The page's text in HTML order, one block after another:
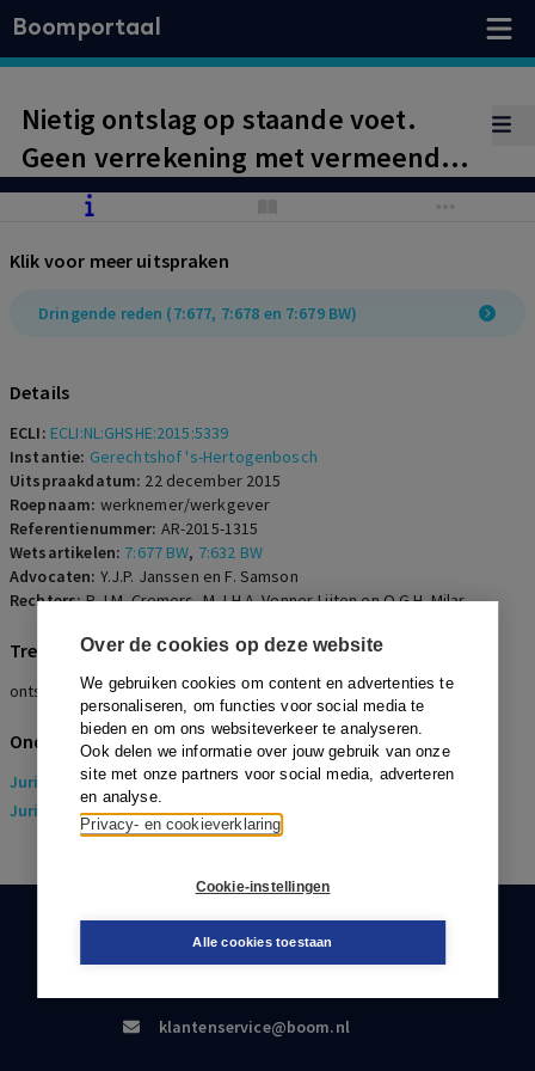
Over de cookies op deze website
We gebruiken cookies om content en advertenties te
personaliseren, om functies voor social media te
bieden en om ons websiteverkeer te analyseren.
Ook delen we informatie over jouw gebruik van onze
site met onze partners voor social media, adverteren
en analyse.
Privacy- en cookieverklaring
Cookie-instellingen
Alle cookies toestaan
Boomportaal
Nietig ontslag op staande voet.
Geen verrekening met vermeende
schadevergoeding in kort geding.
Klik voor meer uitspraken
Dringende reden (7:677, 7:678 en 7:679 BW)
Details
ECLI: ECLI:NL:GHSHE:2015:5339
Instantie: Gerechtshof 's-Hertogenbosch
Uitspraakdatum: 22 december 2015
Roepnaam: werknemer/werkgever
Referentienummer: AR-2015-1315
Wetsartikelen: 7:677 BW, 7:632 BW
Advocaten: Y.J.P. Janssen en F. Samson
Rechters:R.J.M. Cremers, M.J.H.A. Venner-Lijten en O.G.H. Milar
Trefwoorden
ontslag op staande voet, dringende reden, verrekening, bewijs
Onderwerpen
Juridisch> Arbeidsrecht
Juridisch> Sociaal Zekerheidsrecht
KLANTENSERVICE
klantenservice@boom.nl